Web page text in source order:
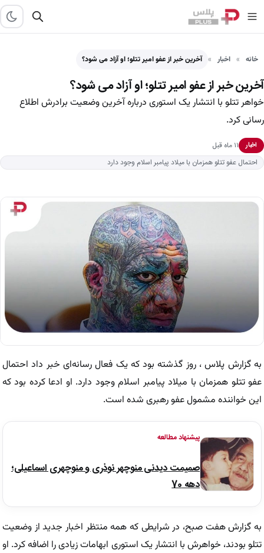
خانه اخبار آخرین خبر از عفو امیر تتلو؛ او آزاد می شود؟
آخرین خبر از عفو امیر تتلو؛ او آزاد می شود؟
خواهر تتلو با انتشار یک استوری درباره آخرین وضعیت برادرش اطلاع
رسانی کرد.
اخبار
۱۱ ماه قبل
احتمال عفو تتلو همزمان با میلاد پیامبر اسلام وجود دارد
به گزارش پلاس ، روز گذشته بود که یک فعال رسانه‌ای خبر داد احتمال
عفو تتلو همزمان با میلاد پیامبر اسلام وجود دارد. او ادعا کرده بود که
این خواننده مشمول عفو رهبری شده است.
پیشنهاد مطالعه
صمیمت دیدنی منوچهر نوذری و منوچهری اسماعیلی؛
دهه 70
به گزارش هفت صبح، در شرایطی که همه منتظر اخبار جدید از وضعیت
تتلو بودند، خواهرش با انتشار یک استوری ابهامات زیادی را اضافه کرد. او